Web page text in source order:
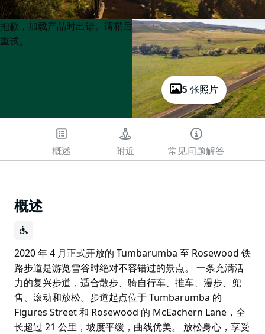
5 张照片
Product
List
Product
List
抱歉，加载产品时出错。请稍后
重试。
概述 附近 常见问题解答
概述
2020 年 4 月正式开放的 Tumbarumba 至 Rosewood 铁
路步道是游览雪谷时绝对不容错过的景点。 一条充满活
力的复兴步道，适合散步、骑自行车、推车、漫步、兜
售、滚动和放松。步道起点位于 Tumbarumba 的
Figures Street 和 Rosewood 的 McEachern Lane，全
长超过 21 公里，坡度平缓，曲线优美。 放松身心，享受